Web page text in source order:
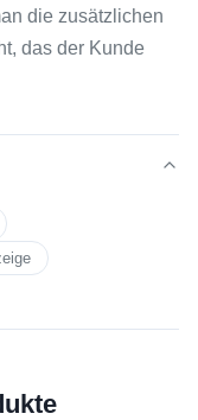
die zusätzlichen
das der Kunde